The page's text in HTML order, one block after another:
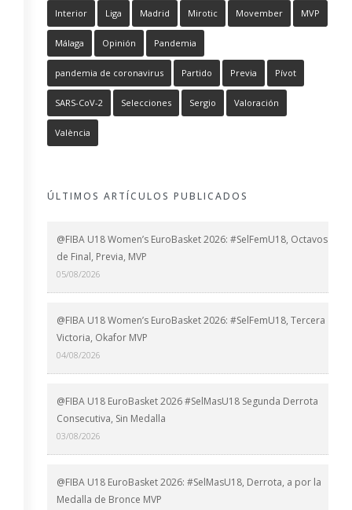
Interior Liga Madrid Mirotic Movember MVP
Málaga Opinión Pandemia
pandemia de coronavirus Partido Previa Pívot
SARS-CoV-2 Selecciones Sergio Valoración
València
ÚLTIMOS ARTÍCULOS PUBLICADOS
@FIBA U18 Women’s EuroBasket 2026: #SelFemU18, Octavos
de Final, Previa, MVP
05/08/2026
@FIBA U18 Women’s EuroBasket 2026: #SelFemU18, Tercera
Victoria, Okafor MVP
04/08/2026
@FIBA U18 EuroBasket 2026 #SelMasU18 Segunda Derrota
Consecutiva, Sin Medalla
03/08/2026
@FIBA U18 EuroBasket 2026: #SelMasU18, Derrota, a por la
Medalla de Bronce MVP